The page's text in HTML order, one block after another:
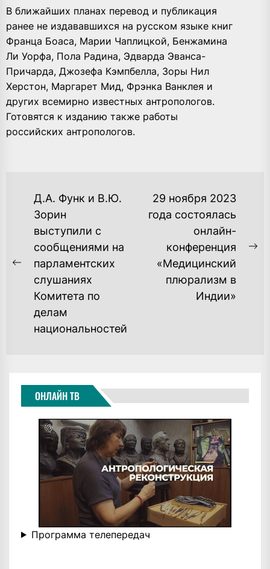
В ближайших планах перевод и публикация
ранее не издававшихся на русском языке книг
Франца Боаса, Марии Чаплицкой, Бенжамина
Ли Уорфа, Пола Радина, Эдварда Эванса-
Причарда, Джозефа Кэмпбелла, Зоры Нил
Херстон, Маргарет Мид, Фрэнка Ванклея и
других всемирно известных антропологов.
Готовятся к изданию также работы
российских антропологов.
НАВИГАЦИЯ
ЗАПИСЯМ
Previous
post:
Д.А. Функ и В.Ю.
Зорин
выступили с
сообщениями на
парламентских
слушаниях
Комитета по
делам
национальностей
29 ноября 2023
года состоялась
онлайн-
конференция
«Медицинский
плюрализм в
Индии»
ОНЛАЙН ТВ
Программа телепередач